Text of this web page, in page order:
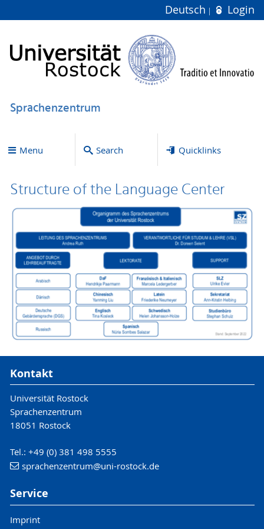
Deutsch Login
Sprachenzentrum
Menu Search Quicklinks
Structure of the Language Center
Kontakt
Universität Rostock
Sprachenzentrum
18051 Rostock
Tel.: +49 (0) 381 498 5555
sprachenzentrum@uni-rostock.de
Service
Imprint